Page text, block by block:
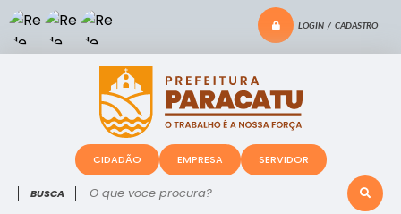
LOGIN / CADASTRO
O que voce procura?
CIDADÃO EMPRESA SERVIDOR